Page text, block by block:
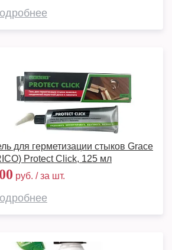
для герметизации стыков Grace
Protect Click, 125 мл
руб. / за шт.